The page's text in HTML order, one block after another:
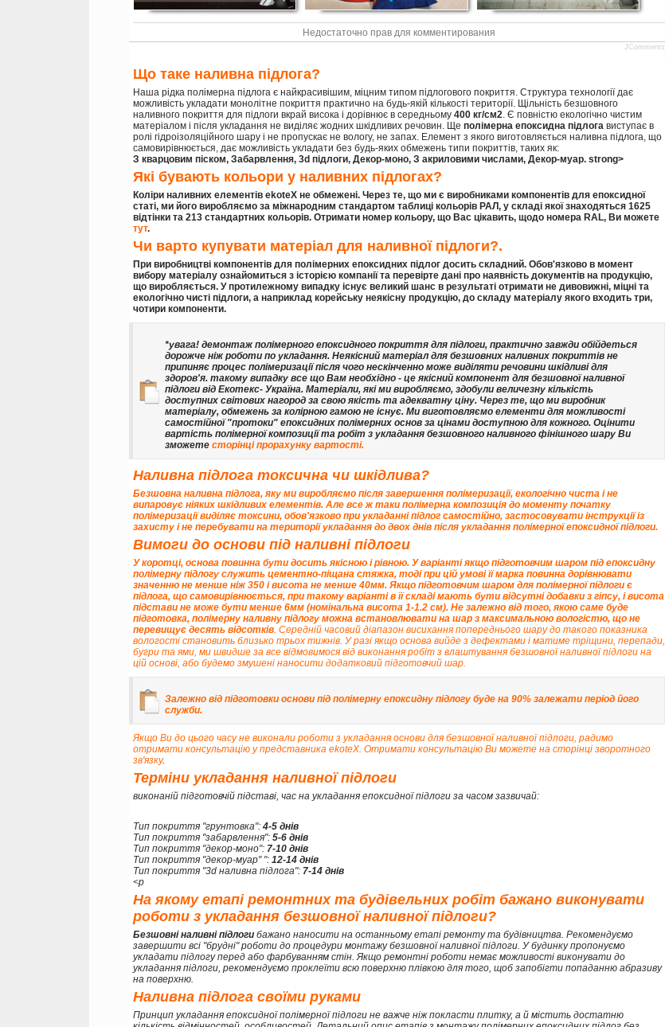
Недостаточно прав для комментирования
JComments
Що таке наливна підлога?
Наша рідка полімерна підлога є найкрасивішим, міцним типом підлогового покриття. Структура технології дає
можливість укладати монолітне покриття практично на будь-якій кількості території. Щільність безшовного
наливного покриття для підлоги вкрай висока і дорівнює в середньому 400 кг/см2. Є повністю екологічно чистим
матеріалом і після укладання не виділяє жодних шкідливих речовин. Ще полімерна епоксидна підлога виступає в
ролі гідроізоляційного шару і не пропускає не вологу, не запах. Елемент з якого виготовляється наливна підлога, що
самовирівнюється, дає можливість укладати без будь-яких обмежень типи покриттів, таких як:
З кварцовим піском, Забарвлення, 3d підлоги, Декор-моно, З акриловими числами, Декор-муар. strong>
Які бувають кольори у наливних підлогах?
Коліри наливних елементів ekoteX не обмежені. Через те, що ми є виробниками компонентів для епоксидної
статі, ми його виробляємо за міжнародним стандартом таблиці кольорів РАЛ, у складі якої знаходяться 1625
відтінки та 213 стандартних кольорів. Отримати номер кольору, що Вас цікавить, щодо номера RAL, Ви можете
тут.
Чи варто купувати матеріал для наливної підлоги?.
При виробництві компонентів для полімерних епоксидних підлог досить складний. Обов'язково в момент
вибору матеріалу ознайомиться з історією компанії та перевірте дані про наявність документів на продукцію,
що виробляється. У протилежному випадку існує великий шанс в результаті отримати не дивовижні, міцні та
екологічно чисті підлоги, а наприклад корейську неякісну продукцію, до складу матеріалу якого входить три,
чотири компоненти.
*увага! демонтаж полімерного епоксидного покриття для підлоги, практично завжди обійдеться
дорожче ніж роботи по укладання. Неякісний матеріал для безшовних наливних покриттів не
припиняє процес полімеризації після чого нескінченно може виділяти речовини шкідливі для
здоров'я. такому випадку все що Вам необхідно - це якісний компонент для безшовної наливної
підлоги від Екотекс- Україна. Матеріали, які ми виробляємо, здобули величезну кількість
доступних світових нагород за свою якість та адекватну ціну. Через те, що ми виробник
матеріалу, обмежень за колірною гамою не існує. Ми виготовляємо елементи для можливості
самостійної "протоки" епоксидних полімерних основ за цінами доступною для кожного. Оцінити
вартість полімерної композиції та робіт з укладання безшовного наливного фінішного шару Ви
зможете сторінці прорахунку вартості.
Наливна підлога токсична чи шкідлива?
Безшовна наливна підлога, яку ми виробляємо після завершення полімеризації, екологічно чиста і не
випаровує ніяких шкідливих елементів. Але все ж таки полімерна композиція до моменту початку
полімеризації виділяє токсини, обов'язково при укладанні підлог самостійно, застосовувати інструкції із
захисту і не перебувати на території укладання до двох днів після укладання полімерної епоксидної підлоги.
Вимоги до основи під наливні підлоги
У коротці, основа повинна бути досить якісною і рівною. У варіанті якщо підготовчим шаром під епоксидну
полімерну підлогу служить цементно-піщана стяжка, тоді при цій умові її марка повинна дорівнювати
значенню не менше ніж 350 і висота не менше 40мм. Якщо підготовчим шаром для полімерної підлоги є
підлога, що самовирівнюється, при такому варіанті в її складімають бути відсутні добавки з гіпсу, і висота
підстави не може бути менше 6мм (номінальна висота 1-1.2 см). Не залежно від того, якою саме буде
підготовка, полімерну наливну підлогу можна встановлювати на шар з максимальною вологістю, що не
перевищує десять відсотків. Середній часовий діапазон висихання попереднього шару до такого показника
вологості становить близько трьох тижнів. У разі якщо основа вийде з дефектами і матиме тріщини, перепади,
бугри та ями, ми швидше за все відмовимося від виконання робіт з влаштування безшовної наливної підлоги на
цій основі, або будемо змушені наносити додатковий підготовчий шар.
Залежно від підготовки основи під полімерну епоксидну підлогу буде на 90% залежати період його
служби.
Якщо Ви до цього часу не виконали роботи з укладання основи для безшовної наливної підлоги, радимо
отримати консультацію у представника ekoteX. Отримати консультацію Ви можете на сторінці зворотного
зв'язку.
Терміни укладання наливної підлоги
виконаній підготовчій підставі, час на укладання епоксидної підлоги за часом зазвичай:
Тип покриття "грунтовка": 4-5 днів
Тип покриття "забарвлення": 5-6 днів
Тип покриття "декор-моно": 7-10 днів
Тип покриття "декор-муар" ": 12-14 днів
Тип покриття "3d наливна підлога": 7-14 днів
<p
На якому етапі ремонтних та будівельних робіт бажано виконувати
роботи з укладання безшовної наливної підлоги?
Безшовні наливні підлоги бажано наносити на останньому етапі ремонту та будівництва. Рекомендуємо
завершити всі "брудні" роботи до процедури монтажу безшовної наливної підлоги. У будинку пропонуємо
укладати підлогу перед або фарбуванням стін. Якщо ремонтні роботи немає можливості виконувати до
укладання підлоги, рекомендуємо проклеїти всю поверхню плівкою для того, щоб запобігти попаданню абразиву
на поверхню.
Наливна підлога своїми руками
Принцип укладання епоксидної полімерної підлоги не важче ніж покласти плитку, а й містить достатню